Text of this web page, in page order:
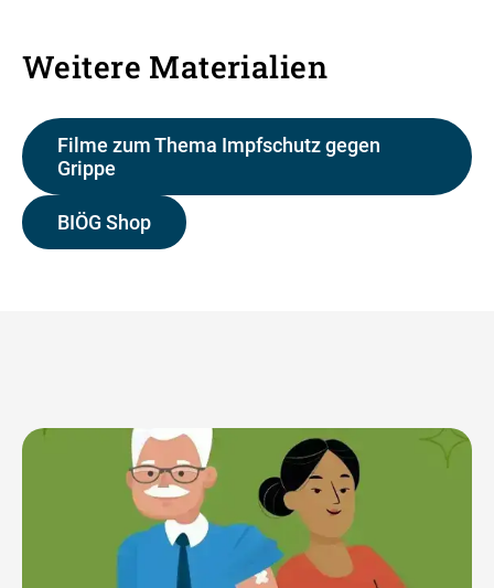
Weitere Materialien
Filme zum Thema Impfschutz gegen
Grippe
BIÖG Shop